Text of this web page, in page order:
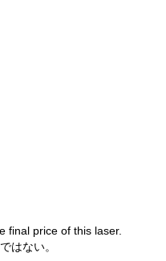
final price of this laser.
はない。